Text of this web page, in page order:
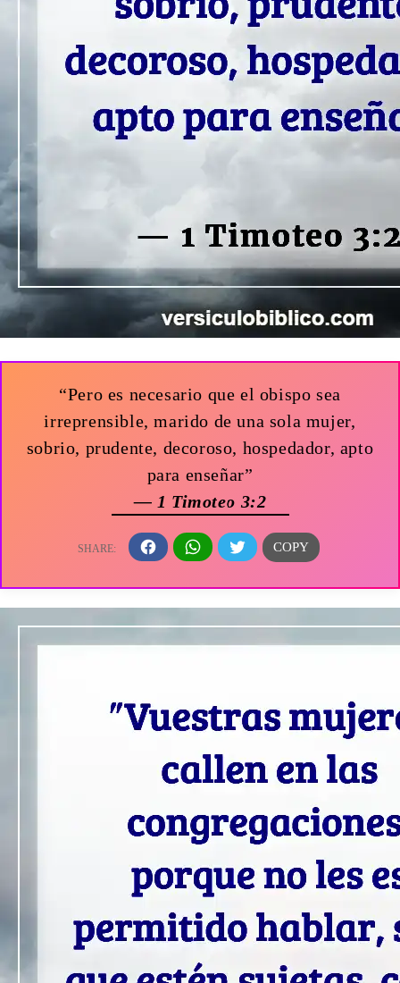
“Pero es necesario que el obispo sea
irreprensible, marido de una sola mujer,
sobrio, prudente, decoroso, hospedador, apto
para enseñar”
— 1 Timoteo 3:2